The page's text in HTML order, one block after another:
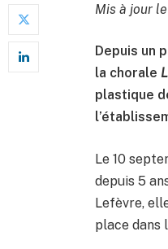
Mis à jour
Depuis un
la chorale
plastique
Le 10
depuis 5
Lefèvre,
place dans